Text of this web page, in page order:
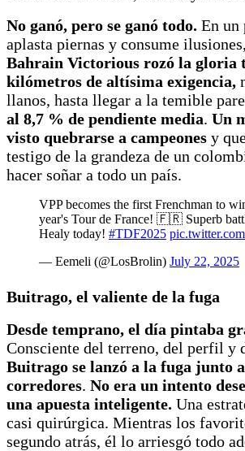
No ganó, pero se ganó todo. En un
aplasta piernas y consume ilusiones,
Bahrain Victorious rozó la gloria
kilómetros de altísima exigencia,
llanos, hasta llegar a la temible
al 8,7 % de pendiente media. Un
visto quebrarse a campeones y
testigo de la grandeza de un
hacer soñar a todo un país.
VPP becomes the first Frenchman to
year's Tour de France! 🇫🇷 Superb
Healy today! #TDF2025
— Eemeli (@LosBrolin) July 22, 2025
Buitrago, el valiente de la fuga
Desde temprano, el día pintaba
Consciente del terreno, del perfil y
Buitrago se lanzó a la fuga junto
corredores. No era un intento
una apuesta inteligente. Una
casi quirúrgica. Mientras los
segundo atrás, él lo arriesgó todo